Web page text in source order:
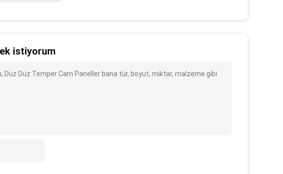
istiyorum
Düz Düz Temper Cam Paneller bana tür, boyut, miktar, malzeme gibi